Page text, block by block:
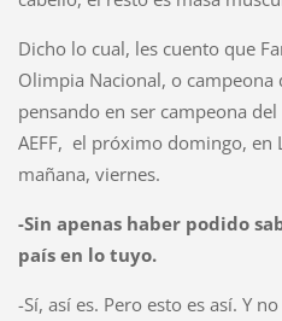
Dicho lo cual, les cuento que
Olimpia Nacional, o campeona
pensando en ser campeona
AEFF, el próximo domingo, en
mañana, viernes.
-Sin apenas haber podido
país en lo tuyo.
-Sí, así es. Pero esto es así. Y